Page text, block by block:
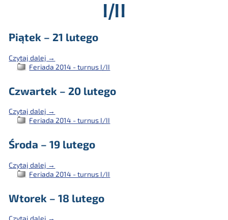
I/II
Piątek – 21 lutego
Czytaj dalej →
Feriada 2014 - turnus I/II
Czwartek – 20 lutego
Czytaj dalej →
Feriada 2014 - turnus I/II
Środa – 19 lutego
Czytaj dalej →
Feriada 2014 - turnus I/II
Wtorek – 18 lutego